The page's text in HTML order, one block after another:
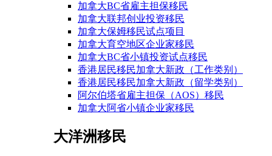
加拿大BC省雇主担保移民
加拿大联邦创业投资移民
加拿大保姆移民试点项目
加拿大育空地区企业家移民
加拿大BC省小镇投资试点移民
香港居民移民加拿大新政（工作类别）
香港居民移民加拿大新政（留学类别）
阿尔伯塔省雇主担保（AOS）移民
加拿大阿省小镇企业家移民
大洋洲移民